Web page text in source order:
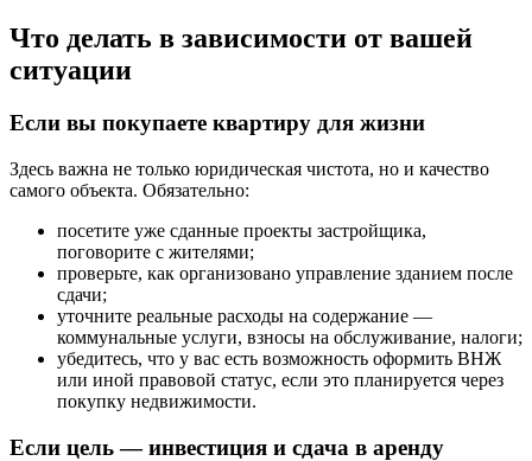
Что делать в зависимости от вашей
ситуации
Если вы покупаете квартиру для жизни
Здесь важна не только юридическая чистота, но и качество
самого объекта. Обязательно:
посетите уже сданные проекты застройщика,
поговорите с жителями;
проверьте, как организовано управление зданием после
сдачи;
уточните реальные расходы на содержание —
коммунальные услуги, взносы на обслуживание, налоги;
убедитесь, что у вас есть возможность оформить ВНЖ
или иной правовой статус, если это планируется через
покупку недвижимости.
Если цель — инвестиция и сдача в аренду